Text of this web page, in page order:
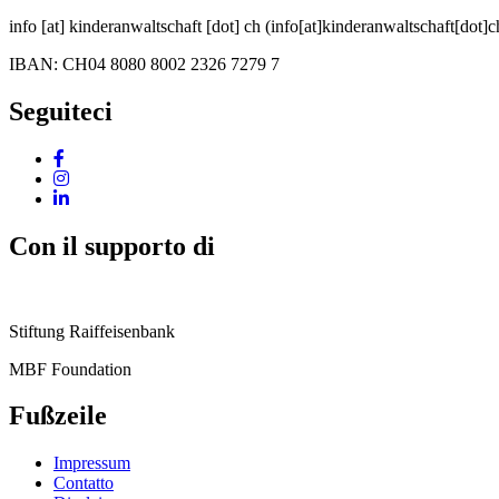
info [at] kinderanwaltschaft [dot] ch
IBAN: CH04 8080 8002 2326 7279 7
Seguiteci
Con il supporto di
Stiftung Raiffeisenbank
MBF Foundation
Fußzeile
Impressum
Contatto